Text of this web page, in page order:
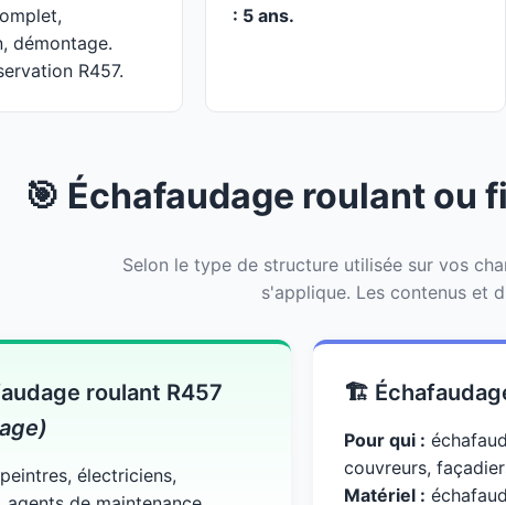
démontage.
R457.
: 5 ans.
🎯 Échafaudage roulant ou
Selon le type de structure utilisée sur vos
s'applique. Les contenus et
roulant R457
peintres, électriciens,
🏗️
Pour qui :
couvreurs,
Matériel :